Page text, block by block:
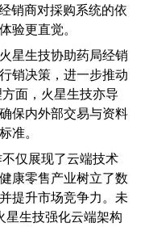
销商对採购系统的依
验更直觉。
星生技协助药局经销
销决策，进一步推动
面，火星生技亦导
保内外部交易与资料
准。
仅展现了云端技术
康零售产业树立了数
提升市场竞争力。未
生技强化云端架构